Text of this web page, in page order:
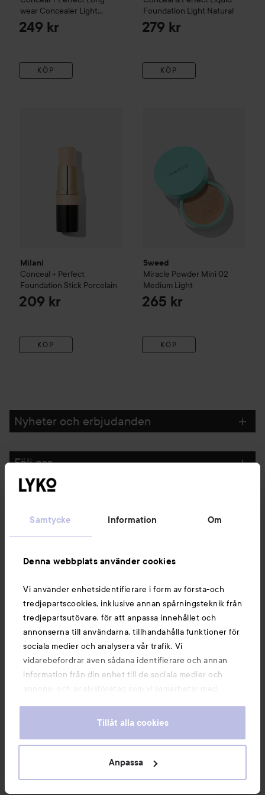
Samtycke Information Om
Denna webbplats använder cookies
Vi använder enhetsidentifierare i form av första-och
tredjepartscookies, inklusive annan spårningsteknik från
tredjepartsutövare, för att anpassa innehållet och
annonserna till användarna, tillhandahålla funktioner för
sociala medier och analysera vår trafik. Vi
vidarebefordrar även sådana identifierare och annan
information från din enhet till de sociala medier och
annons- och analysföretag som vi samarbetar med.
information som du har tillhandahållit eller som de har
våra cookies vid fortsatt användande av vår webbplats.
För information om hur du kan ändra inställningarna för
Tillåt alla cookies
Anpassa
wear Concealer Light
Natural
249 kr
KÖP
Foundation Light Natural
279 kr
KÖP
Milani
Conceal + Perfect
Foundation Stick Porcelain
209 kr
KÖP
Sweed
Miracle Powder Mini 02
Medium Light
265 kr
KÖP
Nyheter och erbjudanden
Följ oss
Du kanske också gillar